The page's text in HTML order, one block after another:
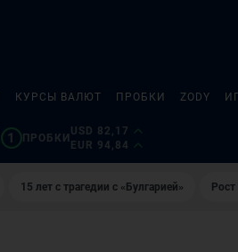
КУРСЫ ВАЛЮТ ПРОБКИ ZODY
1 ПРОБКИ
USD 82,17
EUR 94,84
15 лет с трагедии с «Булгарией»